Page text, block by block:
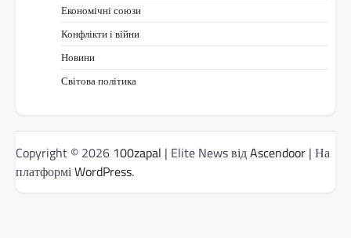
Економічні союзи
Конфлікти і війни
Новини
Світова політика
Copyright © 2026 100zapal | Elite News відAscendoor | На
платформіWordPress.